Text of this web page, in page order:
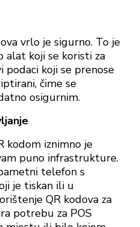
vrlo je sigurno. To je
alat koji se koristi za
podaci koji se prenose
čime se
osigurnim.
kodom iznimno je
puno infrastrukture.
telefon s
je tiskan ili u
QR kodova za
potrebu za POS